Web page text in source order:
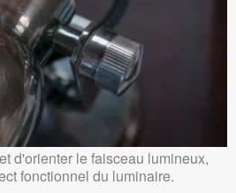
d'orienter le faisceau lumineux,
fonctionnel du luminaire.